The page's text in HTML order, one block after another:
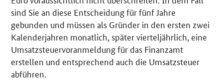
sind Sie an diese Entscheidung für fünf Jahre
gebunden und müssen als Gründer in den ersten zwei
Kalenderjahren monatlich, später vierteljährlich, eine
Umsatzsteuervoranmeldung für das Finanzamt
erstellen und entsprechend auch die Umsatzsteuer
abführen.